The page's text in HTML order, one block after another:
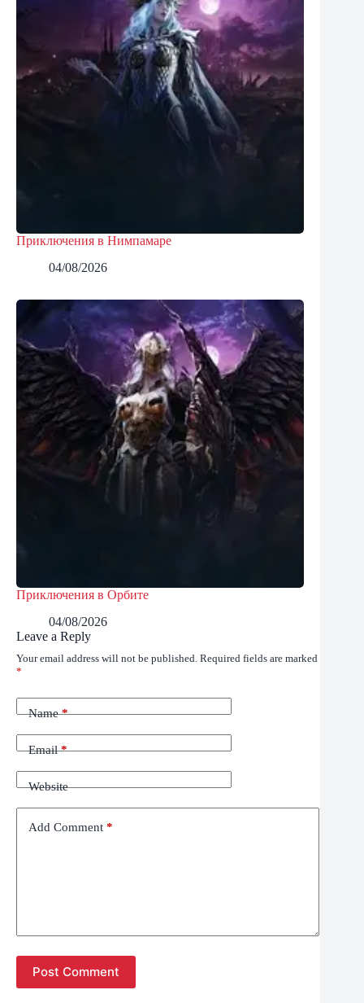
Приключения в Нимпамаре
04/08/2026
Приключения в Орбите
04/08/2026
Leave a Reply
Your email address will not be published. Required fields are marked
*
Name*
Email*
Website
Add Comment *
Post Comment